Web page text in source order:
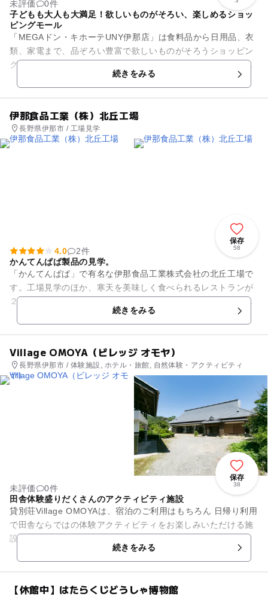
未評価
0件
子どもも大人も大満足！欲しいものがそろい、楽しめるショッ
ピングモール
「MEGAドン・キホーテUNY伊那店」は食料品から日用品、衣
類、家電まで、品ぞろい豊富で欲しいものがそろうショッピン
グモールです。お買い物だけでなく、バラエティー豊かな「フ
ードコート」、クレーン...続きをみる
伊那食品工業（株）北丘工場
長野県伊那市 / 工場見学
保存
58
4.0
2件
かんてんぱぱ製品の見学。
「かんてんぱぱ」で有名な伊那食品工業株式会社の北丘工場で
す。工場見学のほか、寒天を美味しく食べられるレストランが
２つあります。かんてんぱぱショップ本店ではゼリーの試食を
したり、２００種類以上ある...続きをみる
Village OMOYA（ビレッジ オモヤ）
長野県伊那市 / 体験施設, ホテル・旅館, 自然体験・アクティビティ
保存
38
未評価
0件
田舎体験盛りだくさんのアクティビティ施設
貸別荘Village OMOYAは、宿泊のご利用はもちろん 日帰り利用
で田舎ならではの体験アクティビティをお楽しみいただける施
続きをみる
【休館中】はたらくじどうしゃ博物館